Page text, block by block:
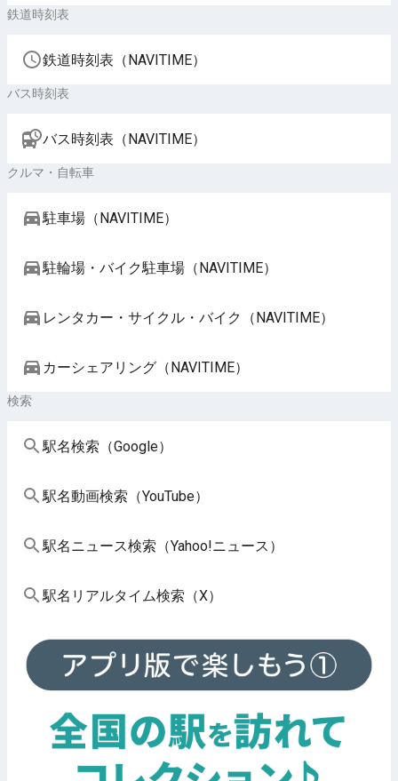
鉄道時刻表
鉄道時刻表（NAVITIME）
バス時刻表
バス時刻表（NAVITIME）
クルマ・自転車
駐車場（NAVITIME）
駐輪場・バイク駐車場（NAVITIME）
レンタカー・サイクル・バイク（NAVITIME）
カーシェアリング（NAVITIME）
検索
駅名検索（Google）
駅名動画検索（YouTube）
駅名ニュース検索（Yahoo!ニュース）
駅名リアルタイム検索（X）